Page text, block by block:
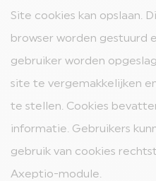
Site cookies kan opslaan.
browser worden gestuurd
gebruiker worden
site te vergemakkelijken
te stellen. Cookies
informatie. Gebruikers
gebruik van cookies
Axeptio-module.